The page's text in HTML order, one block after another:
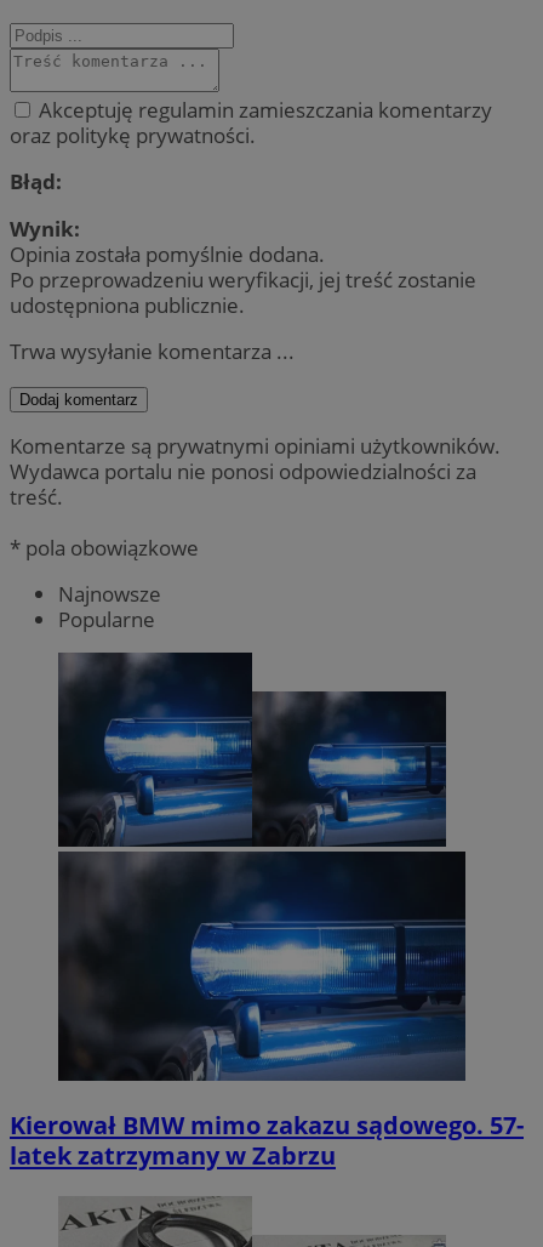
Akceptuję regulamin zamieszczania komentarzy
oraz politykę prywatności.
Błąd:
Wynik:
Opinia została pomyślnie dodana.
Po przeprowadzeniu weryfikacji, jej treść zostanie
udostępniona publicznie.
Trwa wysyłanie komentarza ...
Dodaj komentarz
Komentarze są prywatnymi opiniami użytkowników.
Wydawca portalu nie ponosi odpowiedzialności za
treść.
* pola obowiązkowe
Najnowsze
Popularne
Kierował BMW mimo zakazu sądowego. 57-
latek zatrzymany w Zabrzu